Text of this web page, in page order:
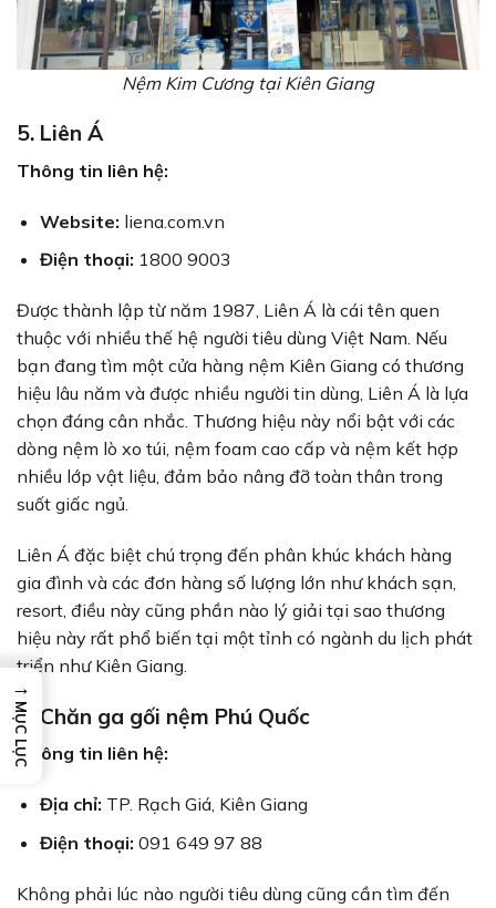
Nệm Kim Cương tại Kiên Giang
5. Liên Á
Thông tin liên hệ:
Website: liena.com.vn
Điện thoại: 1800 9003
Được thành lập từ năm 1987, Liên Á là cái tên quen
thuộc với nhiều thế hệ người tiêu dùng Việt Nam. Nếu
bạn đang tìm một cửa hàng nệm Kiên Giang có thương
hiệu lâu năm và được nhiều người tin dùng, Liên Á là lựa
chọn đáng cân nhắc. Thương hiệu này nổi bật với các
dòng nệm lò xo túi, nệm foam cao cấp và nệm kết hợp
nhiều lớp vật liệu, đảm bảo nâng đỡ toàn thân trong
suốt giấc ngủ.
Liên Á đặc biệt chú trọng đến phân khúc khách hàng
gia đình và các đơn hàng số lượng lớn như khách sạn,
resort, điều này cũng phần nào lý giải tại sao thương
hiệu này rất phổ biến tại một tỉnh có ngành du lịch phát
triển như Kiên Giang.
6. Chăn ga gối nệm Phú Quốc
Thông tin liên hệ:
Địa chỉ: TP. Rạch Giá, Kiên Giang
Điện thoại: 091 649 97 88
Không phải lúc nào người tiêu dùng cũng cần tìm đến
→
MỤC LỤC